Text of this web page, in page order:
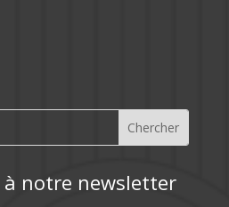
à notre newsletter